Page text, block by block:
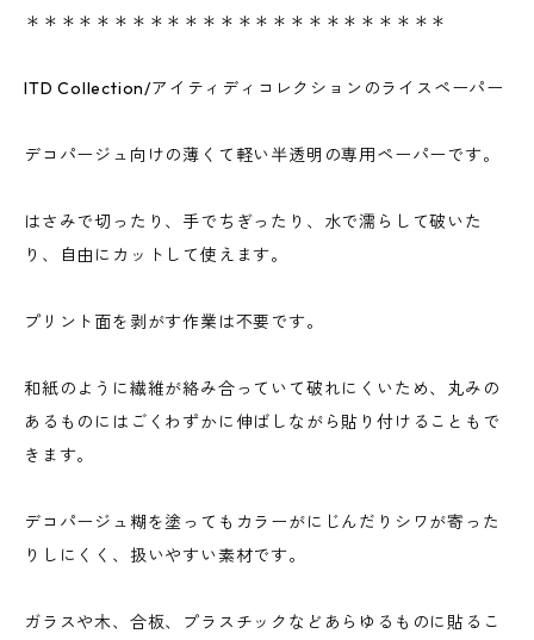
＊＊＊＊＊＊＊＊＊＊＊＊＊＊＊＊＊＊＊＊＊＊＊＊
ITD Collection/アイティディコレクションのライスペーパー
デコパージュ向けの薄くて軽い半透明の専用ペーパーです。
はさみで切ったり、手でちぎったり、水で濡らして破いた
り、自由にカットして使えます。
プリント面を剥がす作業は不要です。
和紙のように繊維が絡み合っていて破れにくいため、丸みの
あるものにはごくわずかに伸ばしながら貼り付けることもで
きます。
デコパージュ糊を塗ってもカラーがにじんだりシワが寄った
りしにくく、扱いやすい素材です。
ガラスや木、合板、プラスチックなどあらゆるものに貼るこ